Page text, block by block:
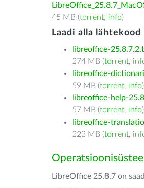
45 MB (torrent, info)
Laadi alla lähtekood
libreoffice-
274 MB (torrent,
libreoffice-
59 MB (torrent, info)
libreoffice-help-
57 MB (torrent, info)
libreoffice-
223 MB (torrent,
LibreOffice 25.8.7 on